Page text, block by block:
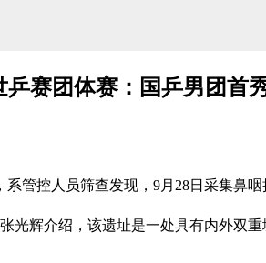
乒赛团体赛：国乒男团首
管控人员筛查发现，9月28日采集鼻
绍，该遗址是一处具有内外双重城